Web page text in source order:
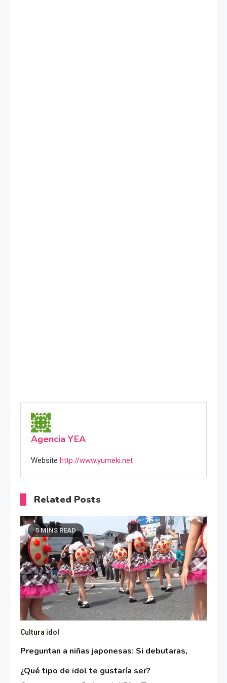
Agencia YEA
Website http://www.yumeki.net
Related Posts
5 MINS READ
Cultura idol
Preguntan a niñas japonesas: Si debutaras,
¿Qué tipo de idol te gustaría ser?